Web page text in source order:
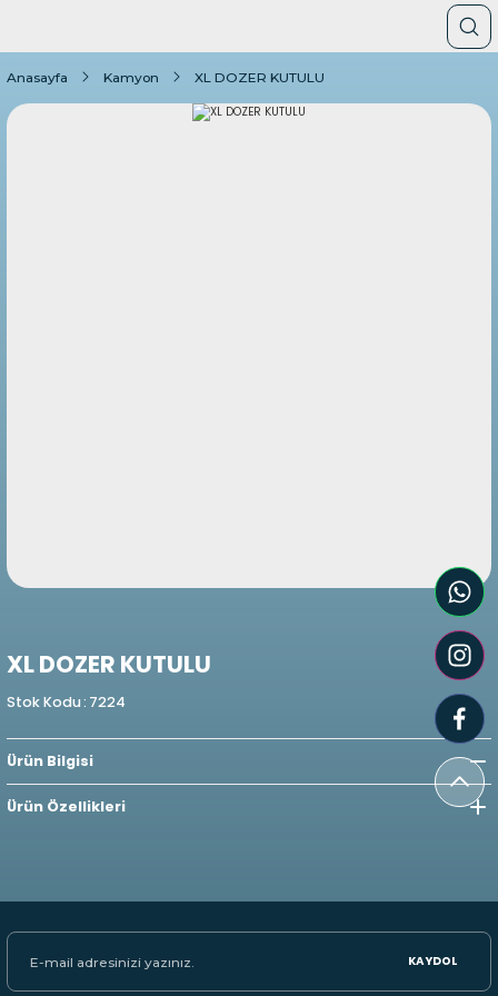
Anasayfa Kamyon XL DOZER KUTULU
XL DOZER KUTULU
Stok Kodu: 7224
Ürün Bilgisi
Ürün Özellikleri
KAYDOL